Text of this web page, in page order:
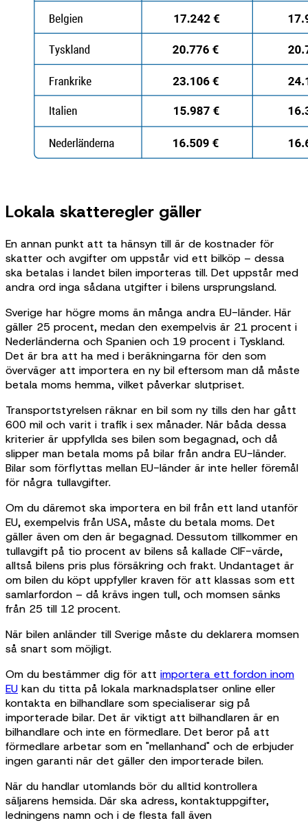
Lokala skatteregler gäller
En annan punkt att ta hänsyn till är de kostnader för
skatter och avgifter om uppstår vid ett bilköp – dessa
ska betalas i landet bilen importeras till. Det uppstår med
andra ord inga sådana utgifter i bilens ursprungsland.
Sverige har högre moms än många andra EU-länder. Här
gäller 25 procent, medan den exempelvis är 21 procent i
Nederländerna och Spanien och 19 procent i Tyskland.
Det är bra att ha med i beräkningarna för den som
överväger att importera en ny bil eftersom man då måste
betala moms hemma, vilket påverkar slutpriset.
Transportstyrelsen räknar en bil som ny tills den har gått
600 mil och varit i trafik i sex månader. När båda dessa
kriterier är uppfyllda ses bilen som begagnad, och då
slipper man betala moms på bilar från andra EU-länder.
Bilar som förflyttas mellan EU-länder är inte heller föremål
för några tullavgifter.
Om du däremot ska importera en bil från ett land utanför
EU, exempelvis från USA, måste du betala moms. Det
gäller även om den är begagnad. Dessutom tillkommer en
tullavgift på tio procent av bilens så kallade CIF-värde,
alltså bilens pris plus försäkring och frakt. Undantaget är
om bilen du köpt uppfyller kraven för att klassas som ett
samlarfordon – då krävs ingen tull, och momsen sänks
från 25 till 12 procent.
När bilen anländer till Sverige måste du deklarera momsen
så snart som möjligt.
Om du bestämmer dig för att importera ett fordon inom
EU kan du titta på lokala marknadsplatser online eller
kontakta en bilhandlare som specialiserar sig på
importerade bilar. Det är viktigt att bilhandlaren är en
bilhandlare och inte en förmedlare. Det beror på att
förmedlare arbetar som en "mellanhand" och de erbjuder
ingen garanti när det gäller den importerade bilen.
När du handlar utomlands bör du alltid kontrollera
säljarens hemsida. Där ska adress, kontaktuppgifter,
ledningens namn och i de flesta fall även